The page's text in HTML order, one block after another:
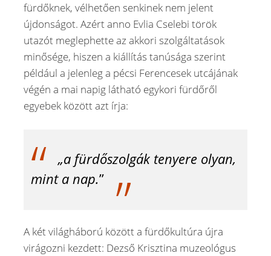
fürdőknek, vélhetően senkinek nem jelent
újdonságot. Azért anno Evlia Cselebi török
utazót meglephette az akkori szolgáltatások
minősége, hiszen a kiállítás tanúsága szerint
például a jelenleg a pécsi Ferencesek utcájának
végén a mai napig látható egykori fürdőről
egyebek között azt írja:
„a fürdőszolgák tenyere olyan,
mint a nap.”
A két világháború között a fürdőkultúra újra
virágozni kezdett: Dezső Krisztina muzeológus